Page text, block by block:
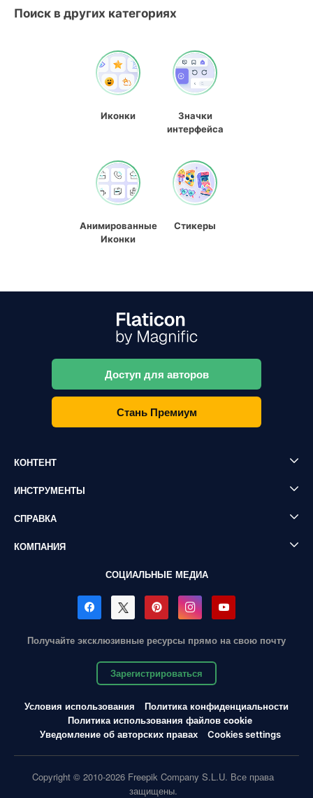
Поиск в других категориях
Иконки
Значки
интерфейса
Анимированные
Иконки
Стикеры
Доступ для авторов
Стань Премиум
КОНТЕНТ
ИНСТРУМЕНТЫ
СПРАВКА
КОМПАНИЯ
СОЦИАЛЬНЫЕ МЕДИА
Получайте эксклюзивные ресурсы прямо на свою почту
Зарегистрироваться
Условия использования
Политика конфиденциальности
Политика использования файлов cookie
Уведомление об авторских правах
Cookies settings
Copyright © 2010-2026 Freepik Company S.L.U. Все права
защищены.